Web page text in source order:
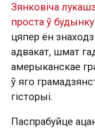
Зянковіча
проста ў
цяпер ён
адвакат, шмат
амерыканскае
ў яго
гісторыі.
Паспрабуйце